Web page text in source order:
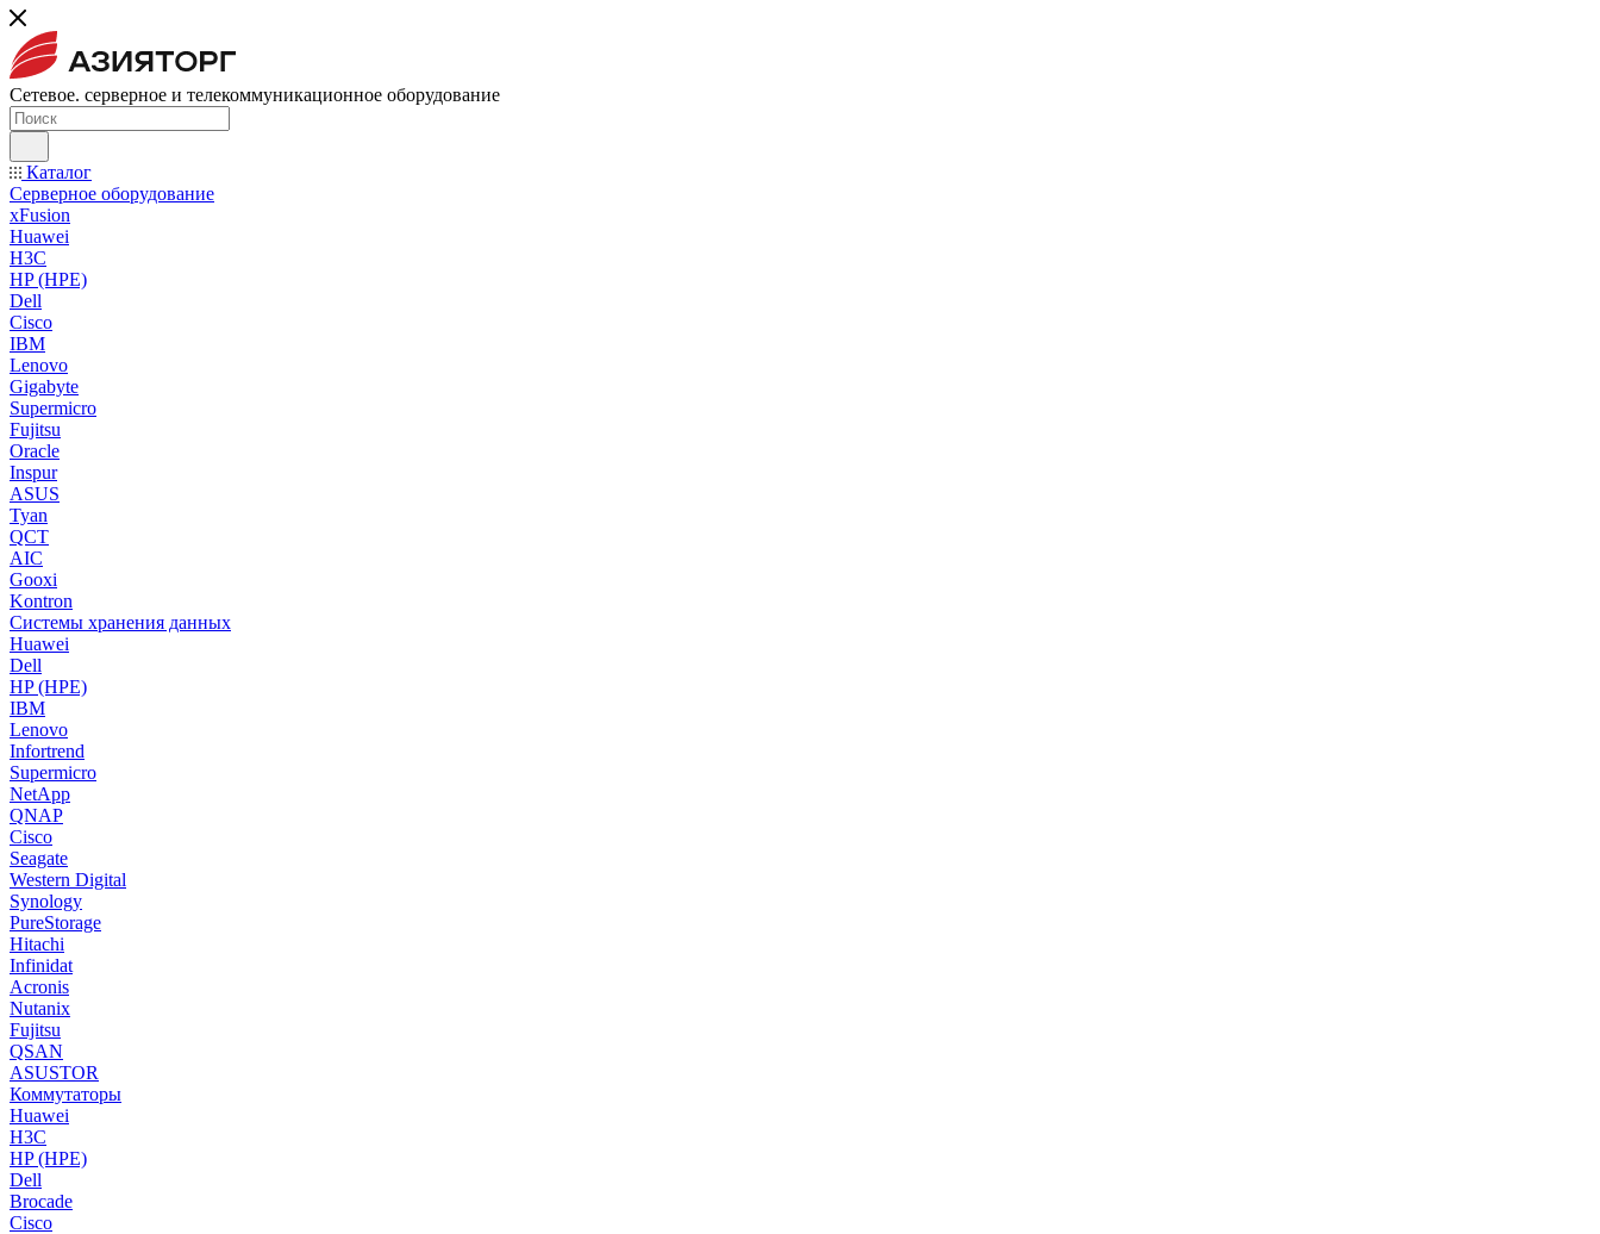
Сетевое. серверное и телекоммуникационное оборудование
Каталог
Серверное оборудование
xFusion
Huawei
H3C
HP (HPE)
Dell
Cisco
IBM
Lenovo
Gigabyte
Supermicro
Fujitsu
Oracle
Inspur
ASUS
Tyan
QCT
AIC
Gooxi
Kontron
Системы хранения данных
Huawei
Dell
HP (HPE)
IBM
Lenovo
Infortrend
Supermicro
NetApp
QNAP
Cisco
Seagate
Western Digital
Synology
PureStorage
Hitachi
Infinidat
Acronis
Nutanix
Fujitsu
QSAN
ASUSTOR
Коммутаторы
Huawei
H3C
HP (HPE)
Dell
Brocade
Cisco